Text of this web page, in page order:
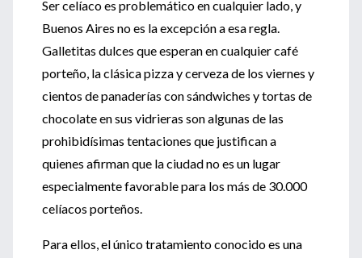
Ser celíaco es problemático en cualquier lado, y
Buenos Aires no es la excepción a esa regla.
Galletitas dulces que esperan en cualquier café
porteño, la clásica pizza y cerveza de los viernes y
cientos de panaderías con sándwiches y tortas de
chocolate en sus vidrieras son algunas de las
prohibidísimas tentaciones que justifican a
quienes afirman que la ciudad no es un lugar
especialmente favorable para los más de 30.000
celíacos porteños.
Para ellos, el único tratamiento conocido es una